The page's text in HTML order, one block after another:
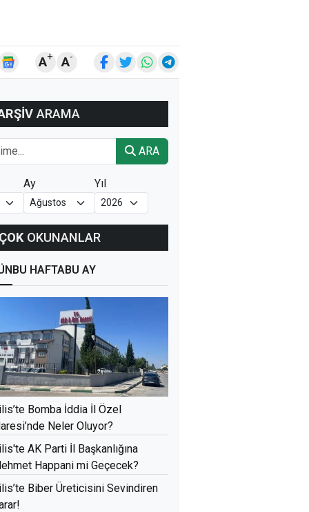
A+ A-
ARAMA
ARA
Ay Yıl
OKUNANLAR
BU HAFTABU AY
Bomba İddia İl Özel
Neler Oluyor?
AK Parti İl Başkanlığına
Happani mi Geçecek?
Biber Üreticisini Sevindiren